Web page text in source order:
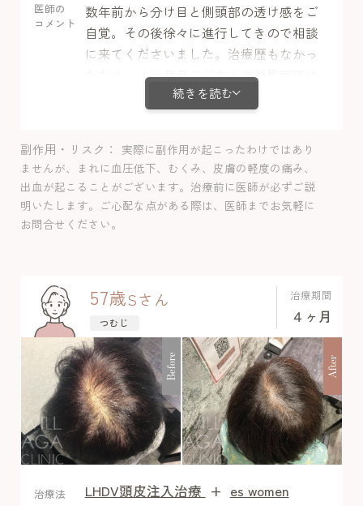
医師の
コメント
数年前から分け目と側頭部の透け感をご
自覚。その後徐々に進行してきので相談
に来てくださいました。治療歴もなかっ
たため、１か月目でご本人の効果実感は
なかったものの、写真比較では産毛を確
実感いただき、半年で髪を結んでも気に
ならなくなりました。
初期脱毛は起こりましたが、気にならな
い程度でそのほかの副作用は認められま
続きを読む
副作用・リスク
実際に副作用が起こったわけではあり
ませんが、まれに血圧低下、むくみ、皮膚の軽度の痛み、
出血が起こることがございます。治療前に医師が必ずご説
明いたします。ご心配な点がある際は、医師までお気軽に
お問合せください。
57歳Sさん
つむじ
治療期間
４ヶ月
Before After
After
治療法 LHDV頭皮注入治療 + es women